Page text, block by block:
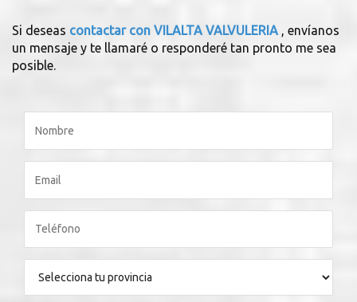
Si deseas contactar con VILALTA VALVULERIA , envíanos
un mensaje y te llamaré o responderé tan pronto me sea
posible.